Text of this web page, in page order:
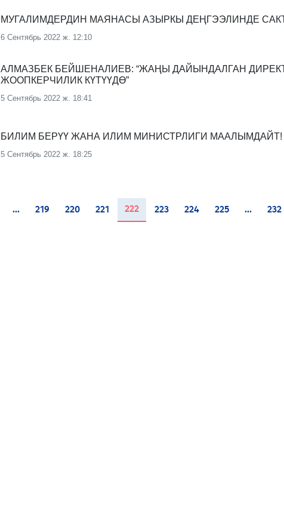
МУГАЛИМДЕРДИН МАЯНАСЫ АЗЫРКЫ ДЕҢГЭЭЛИНДЕ
6 Сентябрь 2022 ж. 12:10
АЛМАЗБЕК БЕЙШЕНАЛИЕВ: “ЖАҢЫ ДАЙЫНДАЛГАН
ЖООПКЕРЧИЛИК КҮТҮҮДӨ”
5 Сентябрь 2022 ж. 18:41
БИЛИМ БЕРҮҮ ЖАНА ИЛИМ МИНИСТРЛИГИ МААЛЫМДАЙТ!
5 Сентябрь 2022 ж. 18:25
... 219 220 221 222(current)
223 224 225 ... 232